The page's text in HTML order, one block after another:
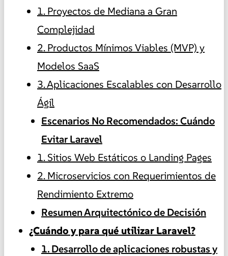
1. Proyectos de Mediana a Gran
Complejidad
2. Productos Mínimos Viables (MVP) y
Modelos SaaS
3. Aplicaciones Escalables con Desarrollo
Ágil
Escenarios No Recomendados: Cuándo
Evitar Laravel
1. Sitios Web Estáticos o Landing Pages
2. Microservicios con Requerimientos de
Rendimiento Extremo
Resumen Arquitectónico de Decisión
¿Cuándo y para qué utilizar Laravel?
1. Desarrollo de aplicaciones robustas y